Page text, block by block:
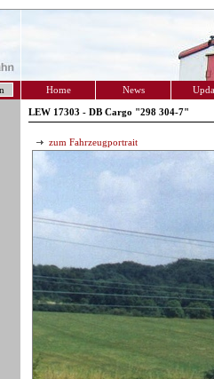
Home News
LEW 17303 - DB Cargo "298 304-7"
zum Fahrzeugportrait